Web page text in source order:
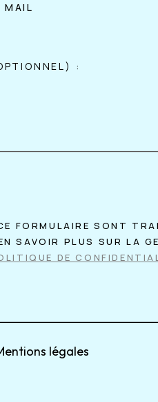
MAIL
FORMULAIRE SONT
SAVOIR PLUS SUR LA
DE
légales